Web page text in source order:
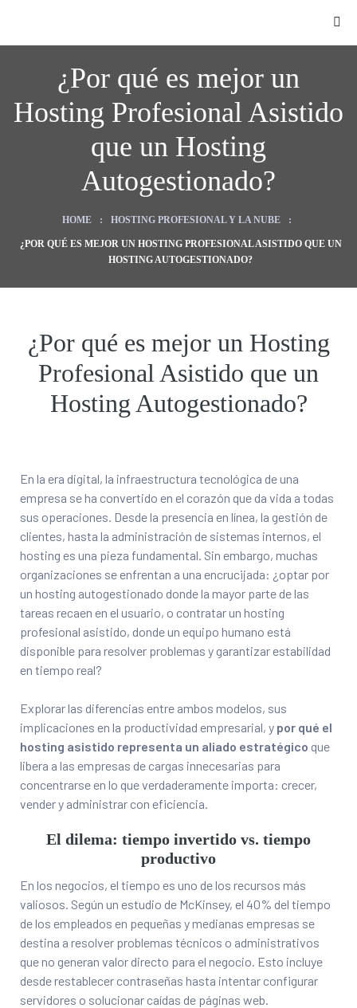
¿Por qué es mejor un
Hosting Profesional Asistido
que un Hosting
Autogestionado?
HOME : HOSTING PROFESIONAL Y LA NUBE :
¿POR QUÉ ES MEJOR UN HOSTING PROFESIONAL ASISTIDO QUE UN
HOSTING AUTOGESTIONADO?
¿Por qué es mejor un Hosting
Profesional Asistido que un
Hosting Autogestionado?
En la era digital, la infraestructura tecnológica de una
empresa se ha convertido en el corazón que da vida a todas
sus operaciones. Desde la presencia en línea, la gestión de
clientes, hasta la administración de sistemas internos, el
hosting es una pieza fundamental. Sin embargo, muchas
organizaciones se enfrentan a una encrucijada: ¿optar por
un hosting autogestionado donde la mayor parte de las
tareas recaen en el usuario, o contratar un hosting
profesional asistido, donde un equipo humano está
disponible para resolver problemas y garantizar estabilidad
en tiempo real?
Explorar las diferencias entre ambos modelos, sus
implicaciones en la productividad empresarial, y por qué el
hosting asistido representa un aliado estratégico que
libera a las empresas de cargas innecesarias para
concentrarse en lo que verdaderamente importa: crecer,
vender y administrar con eficiencia.
El dilema: tiempo invertido vs. tiempo
productivo
En los negocios, el tiempo es uno de los recursos más
valiosos. Según un estudio de McKinsey, el 40% del tiempo
de los empleados en pequeñas y medianas empresas se
destina a resolver problemas técnicos o administrativos
que no generan valor directo para el negocio. Esto incluye
desde restablecer contraseñas hasta intentar configurar
servidores o solucionar caídas de páginas web.